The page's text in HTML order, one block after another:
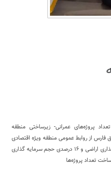
پروژه‌های عمرانی- زیرساختی منطقه
به گزارش افق فارس از روابط عمومی منطقه ویژه اقتصادی
لامرد، کورش فتاحی از رشد ۴۵۵ درصدی واگذاری اراضی و ۱۶ درصدی حجم سرمایه گذاری